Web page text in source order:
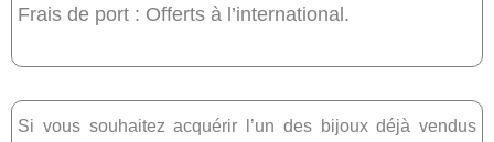
Frais de port : Offerts à l’international.
Si vous souhaitez acquérir l’un des bijoux déjà vendus